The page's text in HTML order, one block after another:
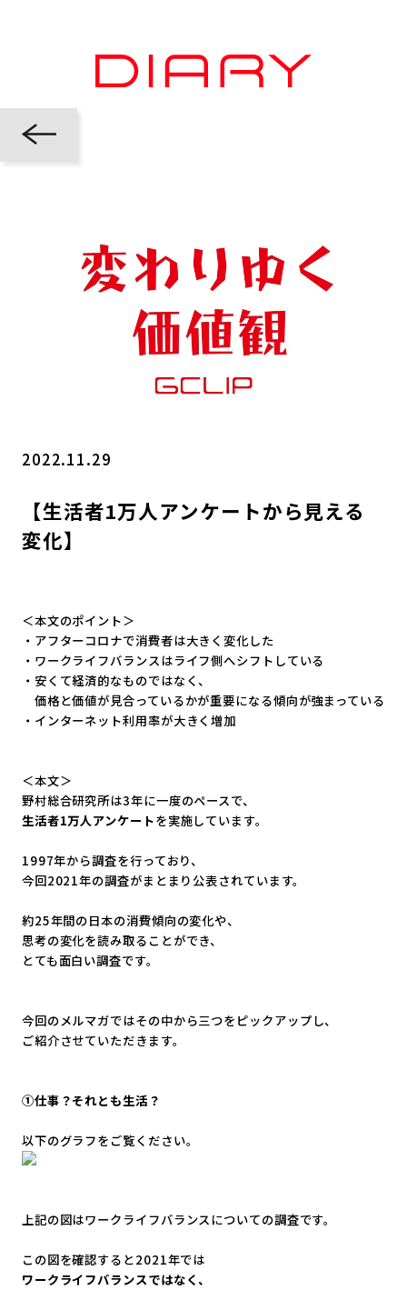
2022.11.29
【生活者1万人アンケートから見える
変化】
＜本文のポイント＞
・アフターコロナで消費者は大きく変化した
・ワークライフバランスはライフ側へシフトしている
・安くて経済的なものではなく、
価格と価値が見合っているかが重要になる傾向が強まっている
・インターネット利用率が大きく増加
＜本文＞
野村総合研究所は3年に一度のペースで、
生活者1万人アンケートを実施しています。
1997年から調査を行っており、
今回2021年の調査がまとまり公表されています。
約25年間の日本の消費傾向の変化や、
思考の変化を読み取ることができ、
とても面白い調査です。
今回のメルマガではその中から三つをピックアップし、
ご紹介させていただきます。
①仕事？それとも生活？
以下のグラフをご覧ください。
上記の図はワークライフバランスについての調査です。
この図を確認すると2021年では
ワークライフバランスではなく、